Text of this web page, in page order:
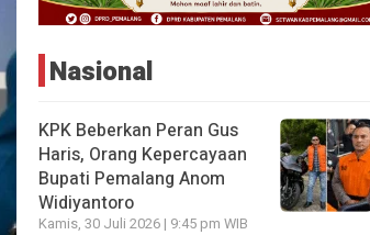
Nasional
KPK Beberkan Peran Gus
Haris, Orang Kepercayaan
Bupati Pemalang Anom
Widiyantoro
Kamis, 30 Juli 2026 | 9:45 pm WIB